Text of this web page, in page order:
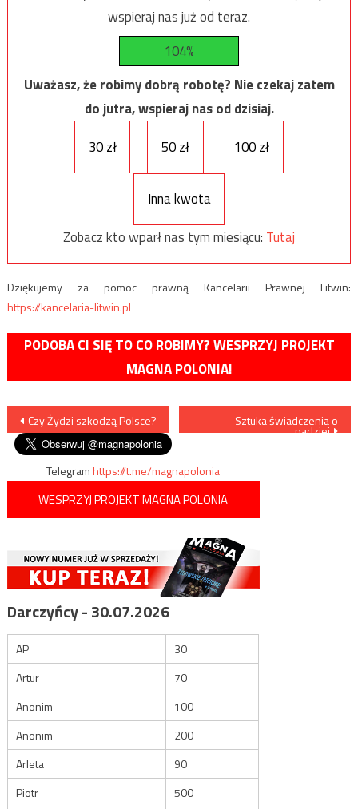
wspieraj nas już od teraz.
104%
Uważasz, że robimy dobrą robotę? Nie czekaj zatem
do jutra, wspieraj nas od dzisiaj.
30 zł
50 zł 100 zł
Inna kwota
Zobacz kto wparł nas tym miesiącu: Tutaj
Dziękujemy za pomoc prawną Kancelarii Prawnej Litwin:
https://kancelaria-litwin.pl
PODOBA CI SIĘ TO CO ROBIMY? WESPRZYJ PROJEKT
MAGNA POLONIA!
Nawigacja
wpisu
Czy Żydzi szkodzą Polsce? Sztuka świadczenia o
nadziei
Telegramhttps://t.me/magnapolonia
WESPRZYJ PROJEKT MAGNA POLONIA
Darczyńcy - 30.07.2026
AP
30
Artur
70
Anonim
100
Anonim
200
Arleta
90
Piotr
500